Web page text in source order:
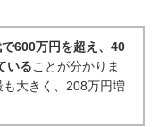
600万円を超え、40
いることが分かりま
大きく、208万円増